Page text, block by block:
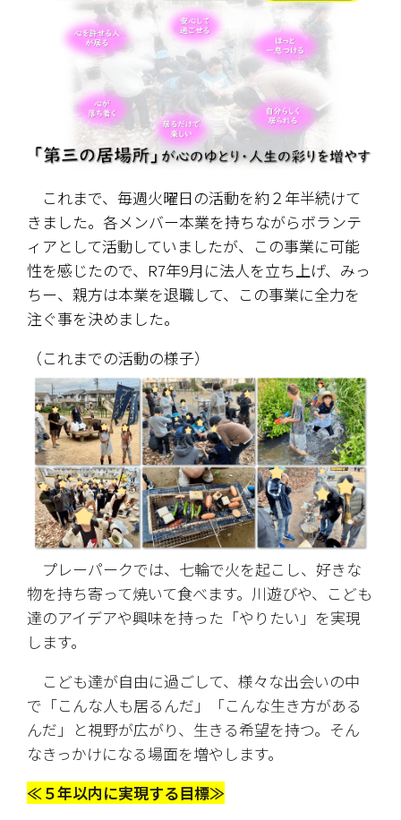
これまで、毎週火曜日の活動を約２年半続けて
きました。各メンバー本業を持ちながらボランテ
ィアとして活動していましたが、この事業に可能
性を感じたので、R7年9月に法人を立ち上げ、みっ
ちー、親方は本業を退職して、この事業に全力を
注ぐ事を決めました。
（これまでの活動の様子）
プレーパークでは、七輪で火を起こし、好きな
物を持ち寄って焼いて食べます。川遊びや、こども
達のアイデアや興味を持った「やりたい」を実現
します。
こども達が自由に過ごして、様々な出会いの中
で「こんな人も居るんだ」「こんな生き方がある
んだ」と視野が広がり、生きる希望を持つ。そん
なきっかけになる場面を増やします。
≪５年以内に実現する目標≫